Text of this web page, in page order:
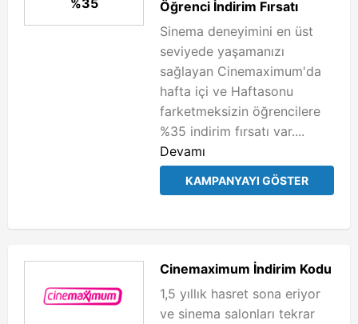
%35
Öğrenci İndirim Fırsatı
Sinema deneyimini en üst
seviyede yaşamanızı
sağlayan Cinemaximum'da
hafta içi ve Haftasonu
farketmeksizin öğrencilere
%35 indirim fırsatı var....
Devamı
KAMPANYAYI GÖSTER
Cinemaximum İndirim Kodu
1,5 yıllık hasret sona eriyor
ve sinema salonları tekrar